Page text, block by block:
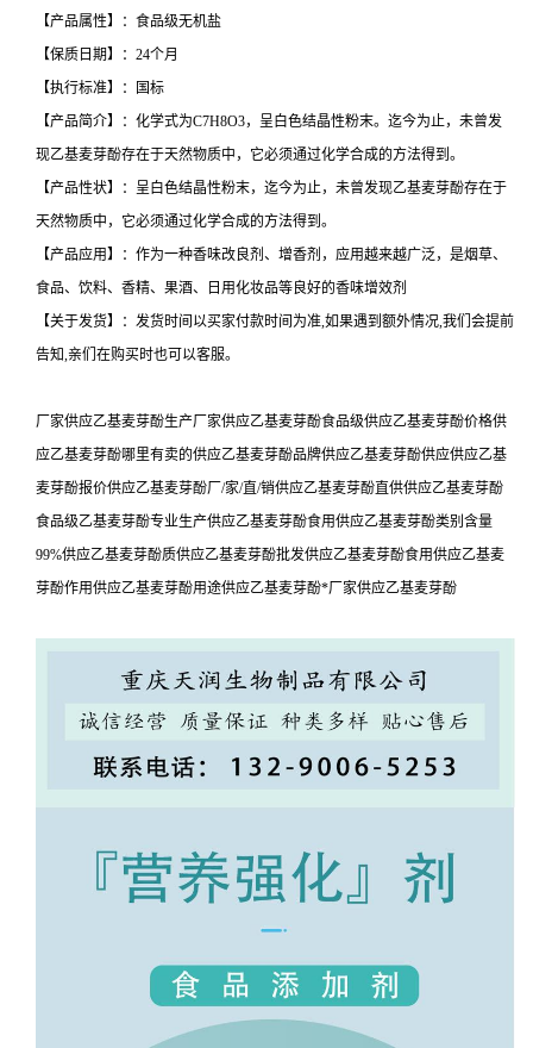
【产品属性】：食品级无机盐
【保质日期】：24个月
【执行标准】：国标
【产品简介】：化学式为C7H8O3，呈白色结晶性粉末。迄今为止，未曾发
现乙基麦芽酚存在于天然物质中，它必须通过化学合成的方法得到。
【产品性状】：呈白色结晶性粉末，迄今为止，未曾发现乙基麦芽酚存在于
天然物质中，它必须通过化学合成的方法得到。
【产品应用】：作为一种香味改良剂、增香剂，应用越来越广泛，是烟草、
食品、饮料、香精、果酒、日用化妆品等良好的香味增效剂
【关于发货】：发货时间以买家付款时间为准,如果遇到额外情况,我们会提前
告知,亲们在购买时也可以客服。
厂家供应乙基麦芽酚生产厂家供应乙基麦芽酚食品级供应乙基麦芽酚价格供
应乙基麦芽酚哪里有卖的供应乙基麦芽酚品牌供应乙基麦芽酚供应供应乙基
麦芽酚报价供应乙基麦芽酚厂/家/直/销供应乙基麦芽酚直供供应乙基麦芽酚
食品级乙基麦芽酚专业生产供应乙基麦芽酚食用供应乙基麦芽酚类别含量
99%供应乙基麦芽酚质供应乙基麦芽酚批发供应乙基麦芽酚食用供应乙基麦
芽酚作用供应乙基麦芽酚用途供应乙基麦芽酚*厂家供应乙基麦芽酚